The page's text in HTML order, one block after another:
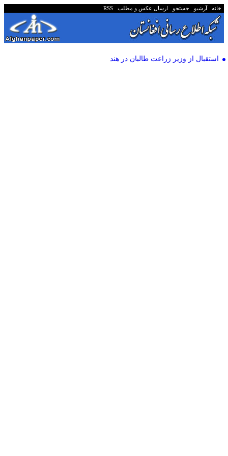
خانه آرشیو جستجو ارسال عکس و مطلب RSS
استقبال از وزیر زراعت طالبان در هند